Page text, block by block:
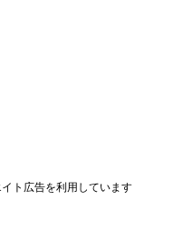
ト広告を利用しています